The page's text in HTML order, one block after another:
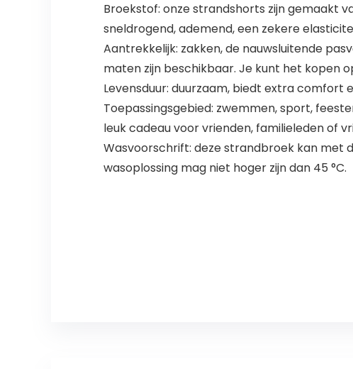
Broekstof: onze strandshorts zijn gemaakt
sneldrogend, ademend, een zekere
Aantrekkelijk: zakken, de nauwsluitende
maten zijn beschikbaar. Je kunt het kopen
Levensduur: duurzaam, biedt extra comfort
Toepassingsgebied: zwemmen, sport,
leuk cadeau voor vrienden, familieleden of
Wasvoorschrift: deze strandbroek kan met
wasoplossing mag niet hoger zijn dan 45 °C.